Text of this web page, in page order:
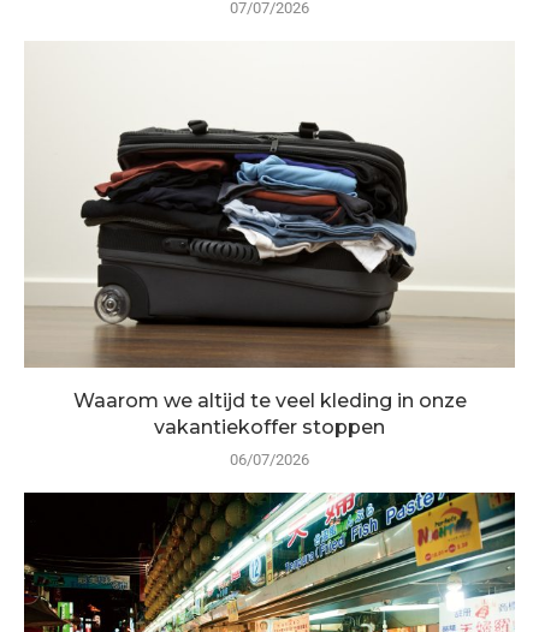
07/07/2026
Waarom we altijd te veel kleding in onze
vakantiekoffer stoppen
06/07/2026